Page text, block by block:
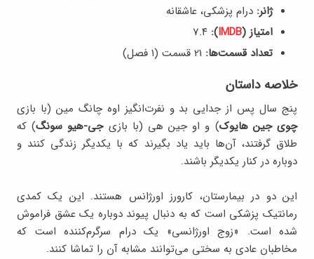
ژانر: درام پزشکی، عاشقانه
امتیاز (IMDB
):
تعداد قسمت‌ها:
خلاصه داستان
پنج سال پس از جدایی بد و نفرت‌انگیز اوه چانگ مین (با بازی
چوی جین هایوک) و او جین هی (با بازیجی-هیو سونگ) که
طلاق گرفتند، آن‌ها باید یاد بگیرند که با یکدیگر زندگی کنند و
دوباره در کنار یکدیگر باشند.
این دو در بیمارستان، کارورز اورژانس هستند. این یک کمدی
رمانتیک پزشکی است که به دنبال پیوند دوباره یک عشق فراموش
شده است. «زوج اورژانسی» یک درام سرگرم‌کننده است که
مخاطبان عادی به سختی می‌توانند مشابه آن را تماشا کنند.